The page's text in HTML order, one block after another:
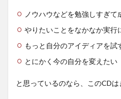
ノウハウなどを勉強しすぎて
やりたいことをなかなか実行
もっと自分のアイディアを
とにかく今の自分を変えたい
と思っているのなら、このCDは